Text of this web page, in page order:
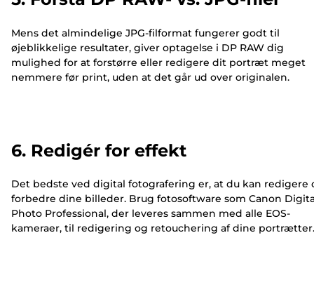
Mens det almindelige JPG-filformat fungerer godt til
øjeblikkelige resultater, giver optagelse i DP RAW dig
mulighed for at forstørre eller redigere dit portræt meget
nemmere før print, uden at det går ud over originalen.
6. Redigér for effekt
Det bedste ved digital fotografering er, at du kan redigere
forbedre dine billeder. Brug fotosoftware som Canon
Photo Professional, der leveres sammen med alle EOS-
kameraer, til redigering og retouchering af dine portrætter.